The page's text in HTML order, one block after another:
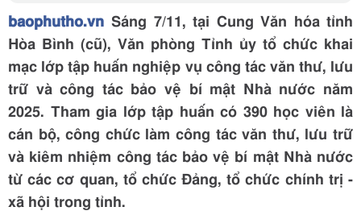
baophutho.vn Sáng 7/11, tại Cung Văn hóa tỉnh
Hòa Bình (cũ), Văn phòng Tỉnh ủy tổ chức khai
mạc lớp tập huấn nghiệp vụ công tác văn thư, lưu
trữ và công tác bảo vệ bí mật Nhà nước năm
2025. Tham gia lớp tập huấn có 390 học viên là
cán bộ, công chức làm công tác văn thư, lưu trữ
và kiêm nhiệm công tác bảo vệ bí mật Nhà nước
từ các cơ quan, tổ chức Đảng, tổ chức chính trị -
xã hội trong tỉnh.